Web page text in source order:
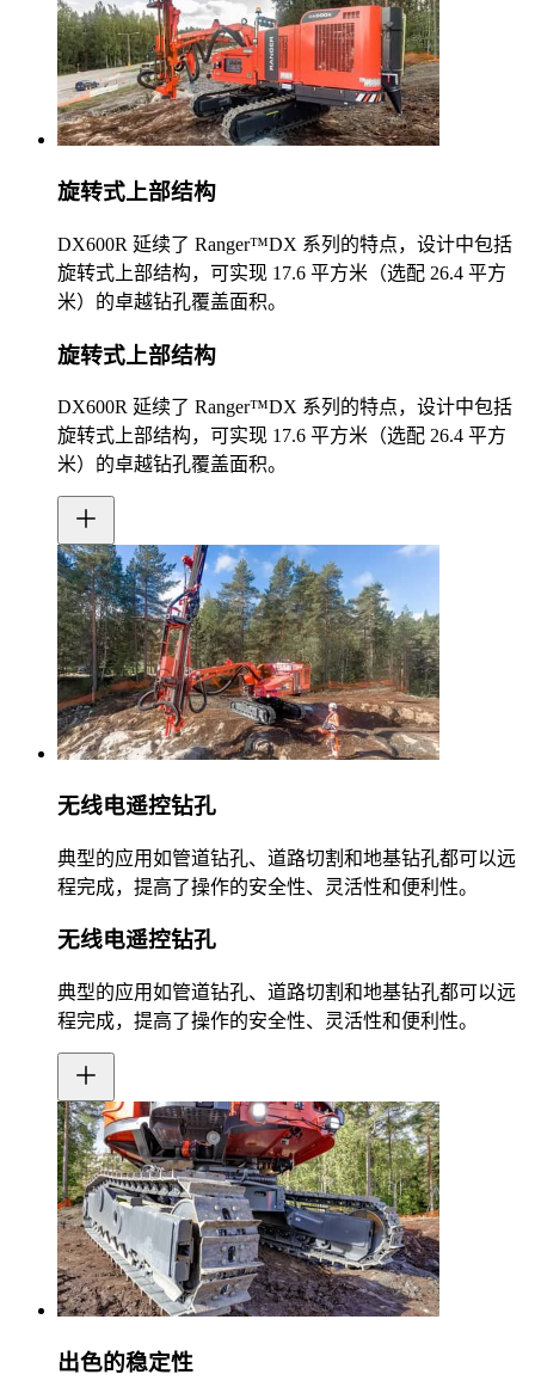
旋转式上部结构
DX600R 延续了 Ranger™DX 系列的特点，设计中包括
旋转式上部结构，可实现 17.6 平方米（选配 26.4 平方
米）的卓越钻孔覆盖面积。
旋转式上部结构
DX600R 延续了 Ranger™DX 系列的特点，设计中包括
旋转式上部结构，可实现 17.6 平方米（选配 26.4 平方
米）的卓越钻孔覆盖面积。
无线电遥控钻孔
典型的应用如管道钻孔、道路切割和地基钻孔都可以远
程完成，提高了操作的安全性、灵活性和便利性。
无线电遥控钻孔
典型的应用如管道钻孔、道路切割和地基钻孔都可以远
程完成，提高了操作的安全性、灵活性和便利性。
出色的稳定性